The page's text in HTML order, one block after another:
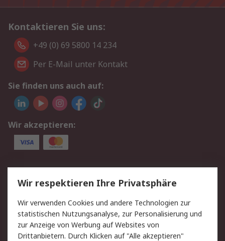
Kontaktieren Sie uns:
+49 (0) 69 5800 14 234
Per E-Mail unter Kontakt
Sie finden uns auch auf:
Wir akzeptieren:
Service
Value Added Services
Lieferlösungen
Rücksendungen
Kontakt
Hilfe
Privatkunden
Wir respektieren Ihre Privatsphäre
Wir verwenden Cookies und andere Technologien zur
statistischen Nutzungsanalyse, zur Personalisierung und
zur Anzeige von Werbung auf Websites von
Drittanbietern. Durch Klicken auf "Alle akzeptieren"